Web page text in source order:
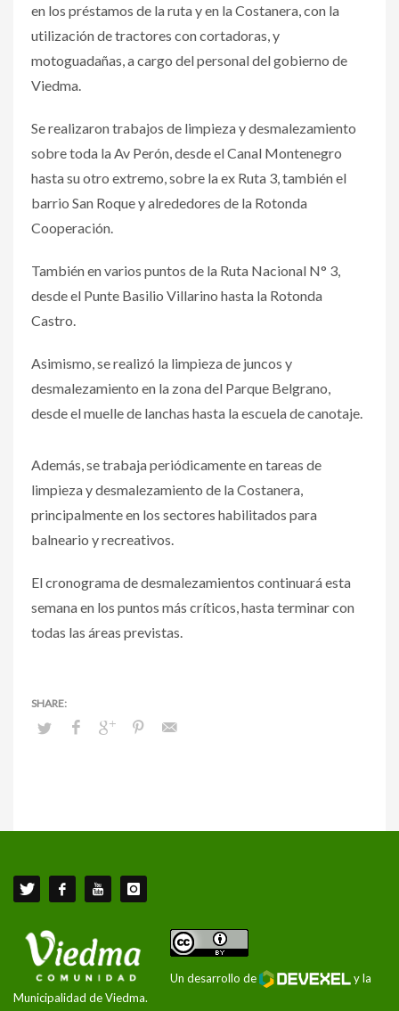
en los préstamos de la ruta y en la Costanera, con la
utilización de tractores con cortadoras, y
motoguadañas, a cargo del personal del gobierno de
Viedma.
Se realizaron trabajos de limpieza y desmalezamiento
sobre toda la Av Perón, desde el Canal Montenegro
hasta su otro extremo, sobre la ex Ruta 3, también el
barrio San Roque y alrededores de la Rotonda
Cooperación.
También en varios puntos de la Ruta Nacional N° 3,
desde el Punte Basilio Villarino hasta la Rotonda
Castro.
Asimismo, se realizó la limpieza de juncos y
desmalezamiento en la zona del Parque Belgrano,
desde el muelle de lanchas hasta la escuela de canotaje.
Además, se trabaja periódicamente en tareas de
limpieza y desmalezamiento de la Costanera,
principalmente en los sectores habilitados para
balneario y recreativos.
El cronograma de desmalezamientos continuará esta
semana en los puntos más críticos, hasta terminar con
todas las áreas previstas.
Un desarrollo de
y la
Municipalidad de Viedma.